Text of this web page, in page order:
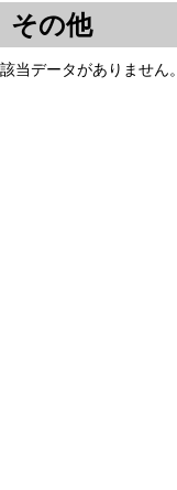
その他
該当データがありません。